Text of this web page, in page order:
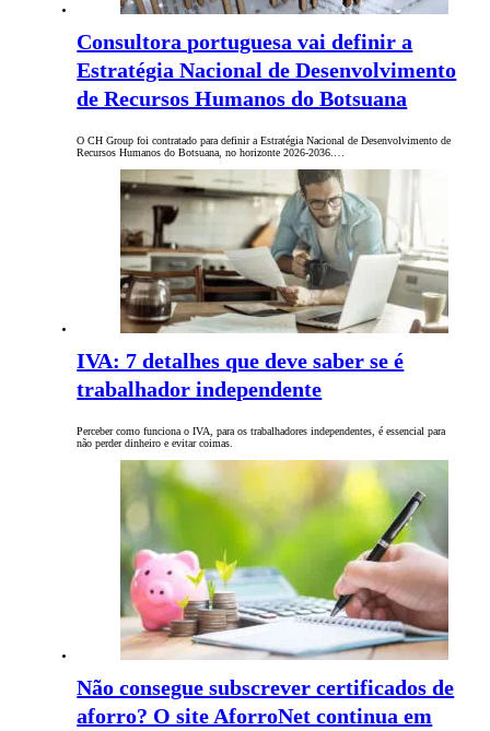
Consultora portuguesa vai definir a
Estratégia Nacional de Desenvolvimento
de Recursos Humanos do Botsuana
O CH Group foi contratado para definir a Estratégia Nacional de Desenvolvimento de
Recursos Humanos do Botsuana, no horizonte 2026-2036.…
IVA: 7 detalhes que deve saber se é
trabalhador independente
Perceber como funciona o IVA, para os trabalhadores independentes, é essencial para
não perder dinheiro e evitar coimas.
Não consegue subscrever certificados de
aforro? O site AforroNet continua em